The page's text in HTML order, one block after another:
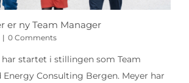
er ny Team Manager
| 0 Comments
har startet i stillingen som Team
Energy Consulting Bergen. Meyer har